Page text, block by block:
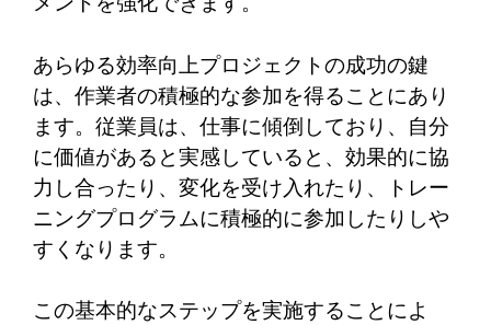
あらゆる効率向上プロジェクトの成功の鍵
は、作業者の積極的な参加を得ることにあり
ます。従業員は、仕事に傾倒しており、自分
に価値があると実感していると、効果的に協
力し合ったり、変化を受け入れたり、トレー
ニングプログラムに積極的に参加したりしや
すくなります。
この基本的なステップを実施することによ